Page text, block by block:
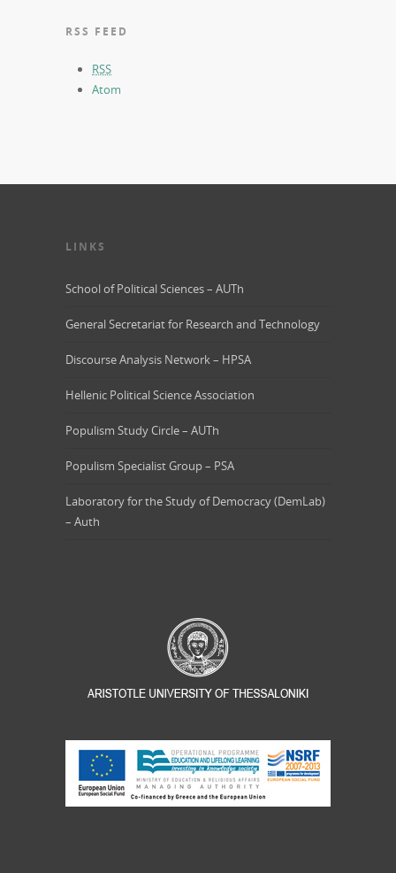
RSS FEED
RSS
Atom
LINKS
School of Political Sciences – AUTh
General Secretariat for Research and Technology
Discourse Analysis Network – HPSA
Hellenic Political Science Association
Populism Study Circle – AUTh
Populism Specialist Group – PSA
Laboratory for the Study of Democracy (DemLab)
– Auth